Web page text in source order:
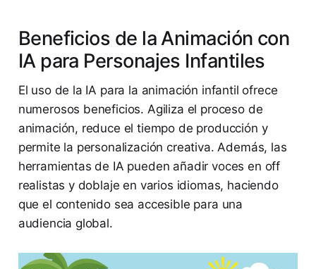
Beneficios de la Animación con
IA para Personajes Infantiles
El uso de la IA para la animación infantil ofrece
numerosos beneficios. Agiliza el proceso de
animación, reduce el tiempo de producción y
permite la personalización creativa. Además, las
herramientas de IA pueden añadir voces en off
realistas y doblaje en varios idiomas, haciendo
que el contenido sea accesible para una
audiencia global.